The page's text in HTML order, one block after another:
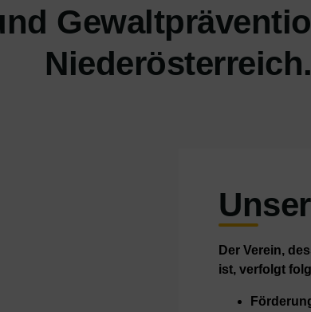
Niederösterreich.
Der Verein,
ist, verfolgt